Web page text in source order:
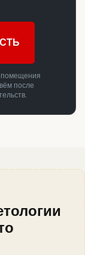
помещения
после